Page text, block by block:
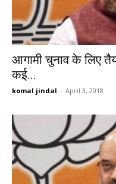
आगामी चुनाव के लिए
कई...
komal jindal - April 3, 2018